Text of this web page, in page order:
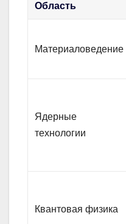
Область
Материаловедение
Ядерные
технологии
Квантовая физика